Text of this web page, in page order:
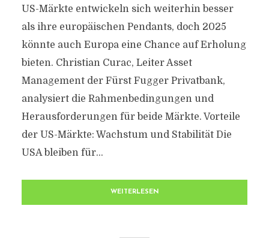
US-Märkte entwickeln sich weiterhin besser
als ihre europäischen Pendants, doch 2025
könnte auch Europa eine Chance auf Erholung
bieten. Christian Curac, Leiter Asset
Management der Fürst Fugger Privatbank,
analysiert die Rahmenbedingungen und
Herausforderungen für beide Märkte. Vorteile
der US-Märkte: Wachstum und Stabilität Die
USA bleiben für...
WEITERLESEN